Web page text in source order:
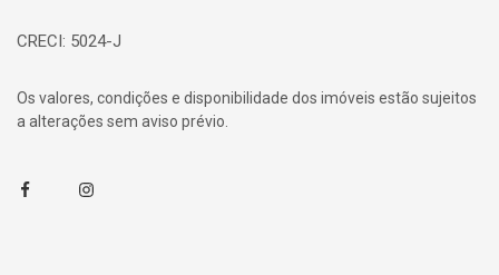
CRECI: 5024-J
Os valores, condições e disponibilidade dos imóveis estão sujeitos
a alterações sem aviso prévio.
FacebookInstagram